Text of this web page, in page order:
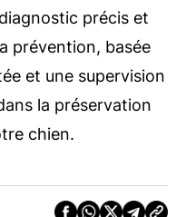
précis et
prévention, basée
et une supervision
la préservation
chien.